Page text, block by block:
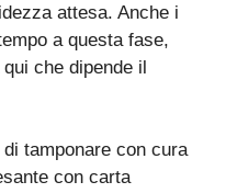
attesa. Anche i
a questa fase,
che dipende il
tamponare con cura
con carta